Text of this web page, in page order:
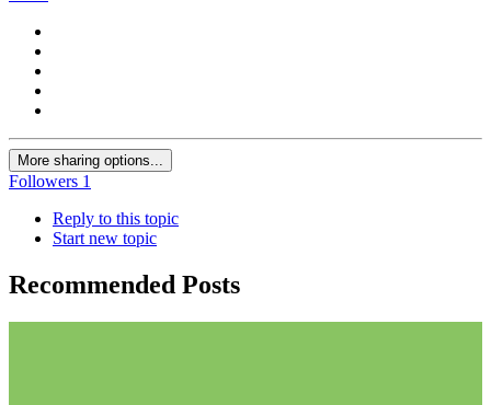
More sharing options...
Followers 1
Reply to this topic
Start new topic
Recommended Posts